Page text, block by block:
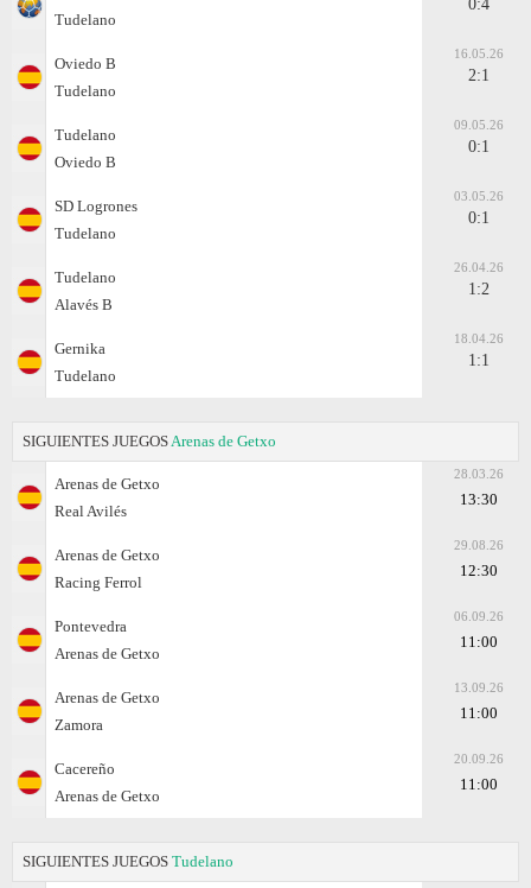
Tudelano
0:4
Oviedo B
Tudelano
16.05.26
2:1
Tudelano
Oviedo B
09.05.26
0:1
SD Logrones
Tudelano
03.05.26
0:1
Tudelano
Alavés B
26.04.26
1:2
Gernika
Tudelano
18.04.26
1:1
SIGUIENTES JUEGOS Arenas de Getxo
Arenas de Getxo
Real Avilés
28.03.26
13:30
Arenas de Getxo
Racing Ferrol
29.08.26
12:30
Pontevedra
Arenas de Getxo
06.09.26
11:00
Arenas de Getxo
Zamora
13.09.26
11:00
Cacereño
Arenas de Getxo
20.09.26
11:00
SIGUIENTES JUEGOS Tudelano